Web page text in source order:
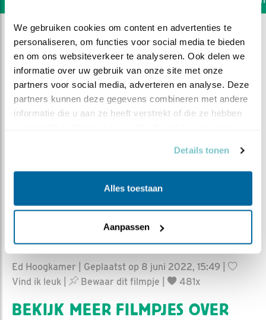
We gebruiken cookies om content en advertenties te
personaliseren, om functies voor social media te bieden
en om ons websiteverkeer te analyseren. Ook delen we
informatie over uw gebruik van onze site met onze
partners voor social media, adverteren en analyse. Deze
partners kunnen deze gegevens combineren met andere
informatie die u aan ze heeft verstrekt of die ze hebben
Details tonen
Alles toestaan
Aanpassen
Woensdag
Ed Hoogkamer | Geplaatst op 8 juni 2022, 15:49 |
Vind ik leuk
Bewaar dit filmpje 481x
BEKIJK MEER FILMPJES OVER